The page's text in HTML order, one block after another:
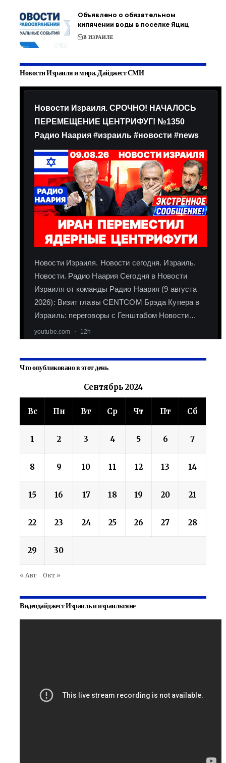
Объявлено о обязательном
кипячении воды в поселке Яциц
В ИЗРАИЛЕ
Новости Израиля и мира. Дайджест СМИ
Что опубликовано в этот день
Сентябрь 2024
Вс Пн Вт Ср Чт Пт Сб
1 2 3 4 5 6 7
8 9 10 11 12 13 14
15 16 17 18 19 20 21
22 23 24 25 26 27 28
29 30
« Авг Окт »
Видеодайджест Израиль и израильтяне